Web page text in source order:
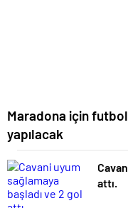
Maradona için
yapılacak
attı.